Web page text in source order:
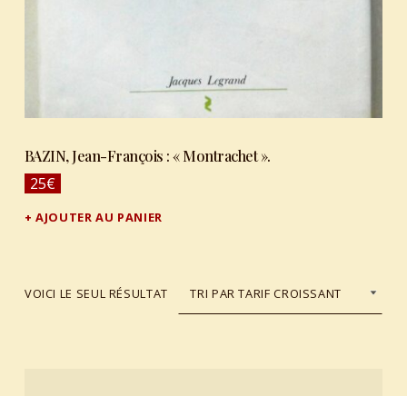
BAZIN, Jean-François : « Montrachet ».
25€
AJOUTER AU PANIER
VOICI LE SEUL RÉSULTAT